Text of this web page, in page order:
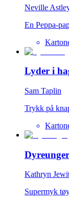
Neville
En Peppa-
Lyder i
Sam Taplin
Trykk på
Dyreunger
Kathryn
Supermyk